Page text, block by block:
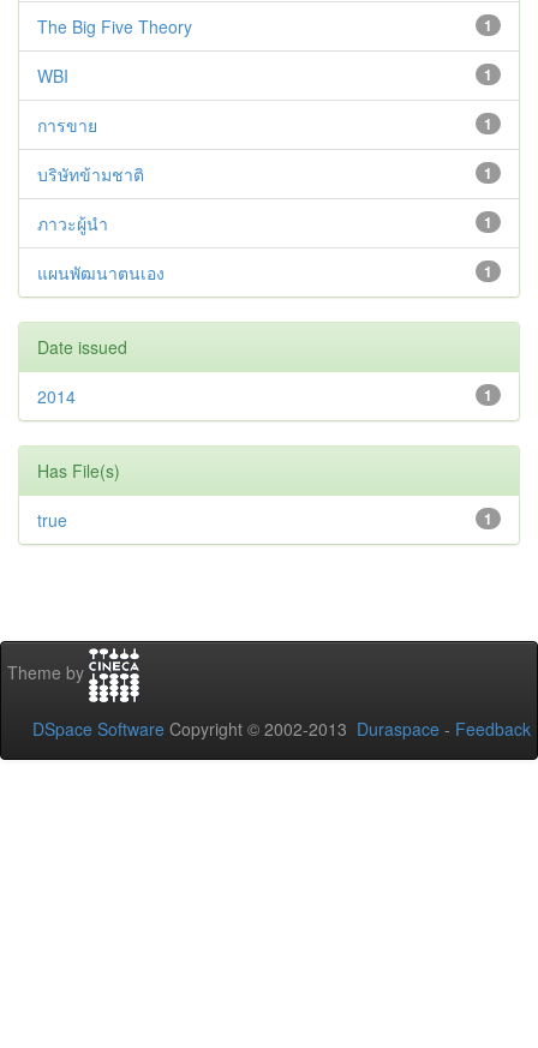
1
The Big Five Theory
1
WBI
1
การขาย
1
บริษัทข้ามชาติ
1
ภาวะผู้นำ
1
แผนพัฒนาตนเอง
Date issued
1
2014
Has File(s)
1
true
Theme by
DSpace Software Copyright © 2002-2013 Duraspace - Feedback